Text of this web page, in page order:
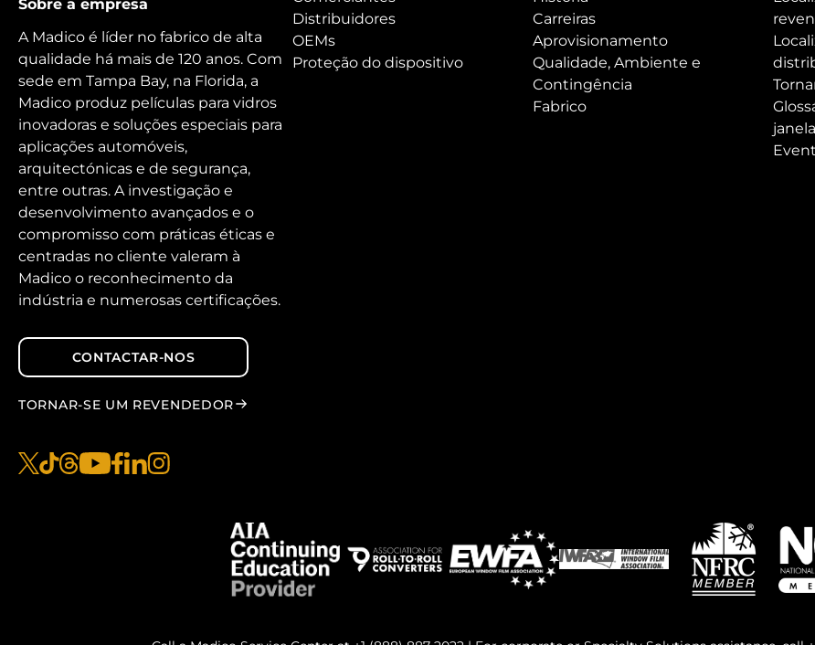
Sobre a empresa
A Madico é líder no fabrico de alta
qualidade há mais de 120 anos. Com
sede em Tampa Bay, na Florida, a
Madico produz películas para vidros
inovadoras e soluções especiais para
aplicações automóveis,
arquitectónicas e de segurança,
entre outras. A investigação e
desenvolvimento avançados e o
compromisso com práticas éticas e
centradas no cliente valeram à
Madico o reconhecimento da
indústria e numerosas certificações.
CONTACTAR-NOS
TORNAR-SE UM REVENDEDOR
Distribuidores
OEMs
Proteção do dispositivo
Carreiras
Aprovisionamento
Qualidade, Ambiente e
Contingência
Fabrico